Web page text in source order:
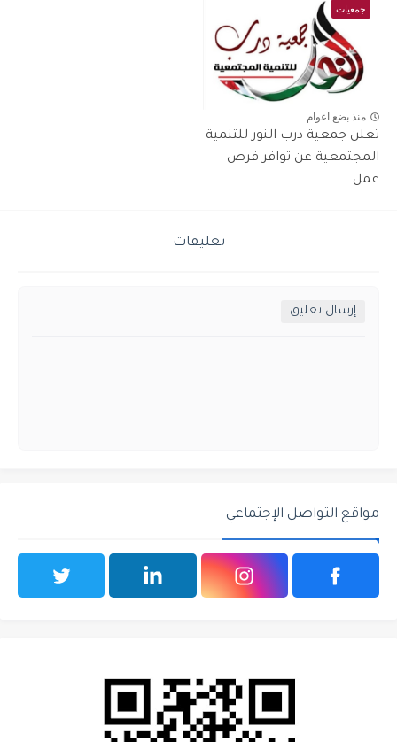
جمعيات
منذ بضع اعوام
تعلن جمعية درب النور للتنمية
المجتمعية عن توافر فرص
عمل
تعليقات
إرسال تعليق
مواقع التواصل الإجتماعي